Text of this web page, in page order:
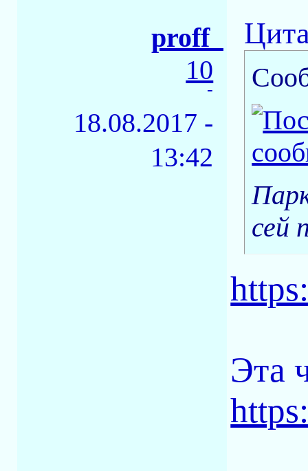
proff_
10
-
18.08.2017 -
13:42
сей
Эта